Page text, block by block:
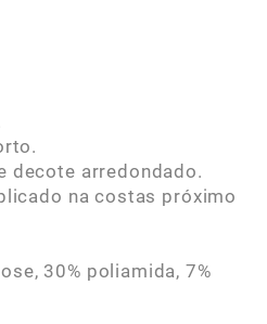
decote arredondado.
na costas próximo
30% poliamida, 7%